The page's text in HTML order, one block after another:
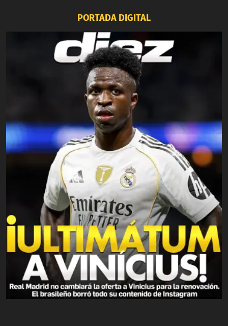
PORTADA DIGITAL